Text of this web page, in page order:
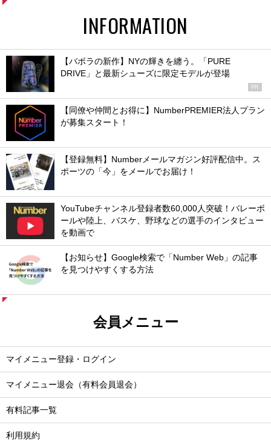
INFORMATION
【バボラの新作】NYの輝きを纏う。「PURE
DRIVE」と最新シューズに限定モデルが登場
PR
【同僚や仲間とお得に】NumberPREMIER法人プラン
が募集スタート！
【登録無料】Numberメールマガジン好評配信中。ス
ポーツの「今」をメールでお届け！
YouTubeチャンネル登録者数60,000人突破！バレーボ
ールや陸上、バスケ、野球などの選手のインタビュー
を動画で
【お知らせ】Google検索で「Number Web」の記事
を見つけやすくする方法
会員メニュー
マイメニュー登録・ログイン
マイメニュー退会（有料会員退会）
有料記事一覧
利用規約